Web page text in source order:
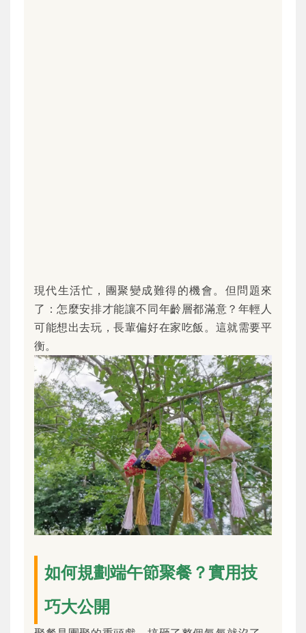
現代生活忙，團聚變成難得的機會。但問題來
了：怎麼安排才能讓不同年齡層都滿意？年輕人
可能想出去玩，長輩偏好在家吃飯。這就需要平
衡。
如何規劃端午節聚餐？實用技
巧大公開